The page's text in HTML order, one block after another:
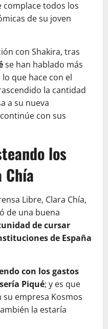
complace todos los
de su joven
con Shakira, tras
se han hablado más
que hace con el
la cantidad
a su nueva
con sus
los
Chía
Libre, Clara Chía,
de una buena
de cursar
de España
con los gastos
Piqué; y es que
empresa Kosmos
la estaría